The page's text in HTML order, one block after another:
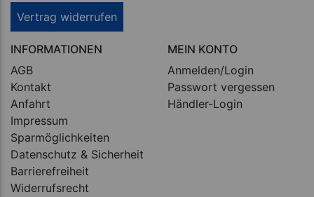
Vertrag widerrufen
INFORMATIONEN
AGB
Kontakt
Anfahrt
Impressum
Sparmöglichkeiten
Datenschutz & Sicherheit
Barrierefreiheit
Widerrufsrecht
MEIN KONTO
Anmelden/Login
Passwort vergessen
Händler-Login